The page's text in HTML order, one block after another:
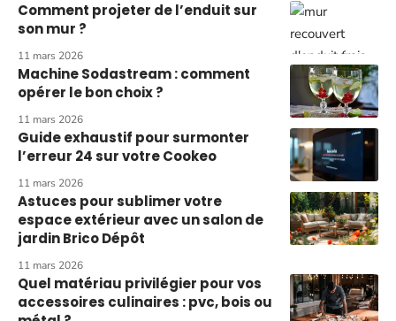
Comment projeter de l’enduit sur
son mur ?
11 mars 2026
Machine Sodastream : comment
opérer le bon choix ?
11 mars 2026
Guide exhaustif pour surmonter
l’erreur 24 sur votre Cookeo
11 mars 2026
Astuces pour sublimer votre
espace extérieur avec un salon de
jardin Brico Dépôt
11 mars 2026
Quel matériau privilégier pour vos
accessoires culinaires : pvc, bois ou